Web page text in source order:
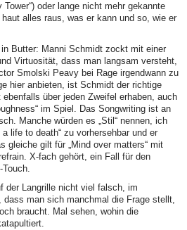
oder lange nicht mehr gekannte
haut alles raus, was er kann und so, wie er
Butter: Manni Schmidt zockt mit einer
Virtuosität, dass man langsam versteht,
Smolski Peavy bei Rage irgendwann zu
hier anbieten, ist Schmidt der richtige
über jeden Zweifel erhaben, auch
im Spiel. Das Songwriting ist an
Manche würden es „Stil“ nennen, ich
life to death“ zu vorhersehbar und er
gleiche gilt für „Mind over matters“ mit
X-fach gehört, ein Fall für den
der Langrille nicht viel falsch, im
man sich manchmal die Frage stellt,
braucht. Mal sehen, wohin die